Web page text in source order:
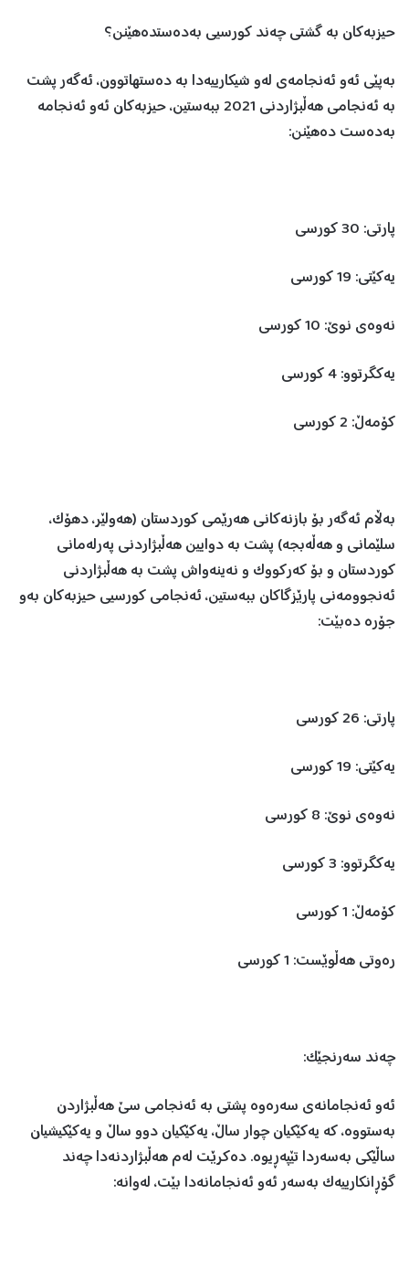
حیزبەکان بە گشتی چەند کورسیی بەدەستدەهێنن؟
بەپێی ئەو ئەنجامەی لەو شیکارییەدا بە دەستهاتوون، ئەگەر پشت
بە ئەنجامی هەڵبژاردنی 2021 ببەستین، حیزبەکان ئەو ئەنجامە
بەدەست دەهێنن:
پارتی: 30 کورسی
یەکێتی: 19 کورسی
نەوەی نوێ: 10 کورسی
یەکگرتوو: 4 کورسی
کۆمەڵ: 2 کورسی
بەڵام ئەگەر بۆ بازنەکانی هەرێمی کوردستان (هەولێر، دهۆک،
سلێمانی و هەڵەبجە) پشت بە دوایین هەڵبژاردنی پەرلەمانی
کوردستان و بۆ کەرکووک و نەینەواش پشت بە هەڵبژاردنی
ئەنجوومەنی پارێزگاکان ببەستین، ئەنجامی کورسیی حیزبەکان بەو
جۆرە دەبێت:
پارتی: 26 کورسی
یەکێتی: 19 کورسی
نەوەی نوێ: 8 کورسی
یەکگرتوو: 3 کورسی
کۆمەڵ: 1 کورسی
رەوتی هەڵوێست: 1 کورسی
چەند سەرنجێک:
ئەو ئەنجامانەی سەرەوە پشتی بە ئەنجامی سێ هەڵبژاردن
بەستووە، کە یەکێکیان چوار ساڵ، یەکێکیان دوو ساڵ و یەکێکیشیان
ساڵێکی بەسەردا تێپەڕیوە. دەکرێت لەم هەڵبژاردنەدا چەند
گۆڕانکارییەک بەسەر ئەو ئەنجامانەدا بێت، لەوانە: